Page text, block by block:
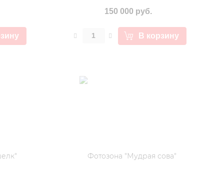
150 000 руб.
В корзину